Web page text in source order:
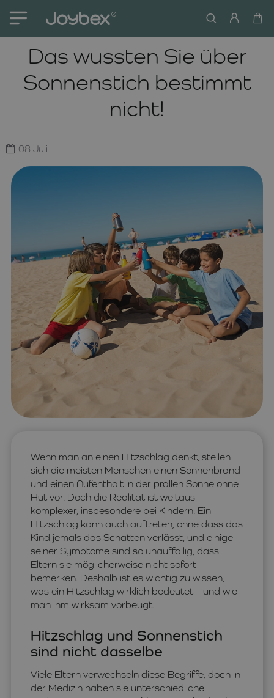
Das wussten Sie über
Sonnenstich bestimmt
nicht!
08 Juli
Wenn man an einen Hitzschlag denkt, stellen
sich die meisten Menschen einen Sonnenbrand
und einen Aufenthalt in der prallen Sonne ohne
Hut vor. Doch die Realität ist weitaus
komplexer, insbesondere bei Kindern. Ein
Hitzschlag kann auch auftreten, ohne dass das
Kind jemals das Schatten verlässt, und einige
seiner Symptome sind so unauffällig, dass
Eltern sie möglicherweise nicht sofort
bemerken. Deshalb ist es wichtig zu wissen,
was ein Hitzschlag wirklich bedeutet – und wie
man ihm wirksam vorbeugt.
Hitzschlag und Sonnenstich
sind nicht dasselbe
Viele Eltern verwechseln diese Begriffe, doch in
der Medizin haben sie unterschiedliche